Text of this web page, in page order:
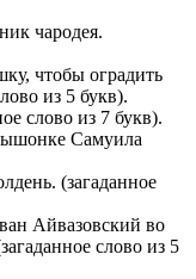
чародея.
чтобы оградить
из 5 букв).
слово из 7 букв).
Самуила
(загаданное
Айвазовский во
слово из 5